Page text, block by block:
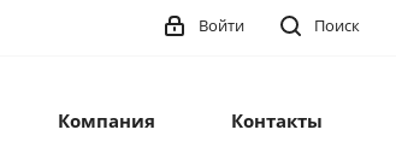
Поиск
Войти
Компания Контакты